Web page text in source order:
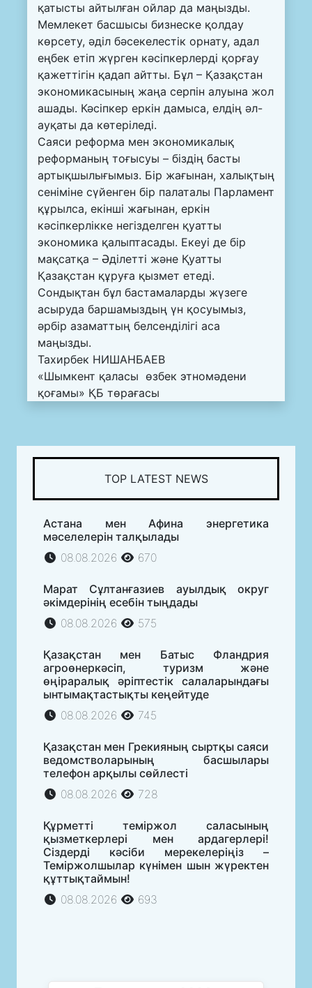
қатысты айтылған ойлар да маңызды.
Мемлекет басшысы бизнеске қолдау
көрсету, әділ бәсекелестік орнату, адал
еңбек етіп жүрген кәсіпкерлерді қорғау
қажеттігін қадап айтты. Бұл – Қазақстан
экономикасының жаңа серпін алуына жол
ашады. Кәсіпкер еркін дамыса, елдің әл-
ауқаты да көтеріледі.
Саяси реформа мен экономикалық
реформаның тоғысуы – біздің басты
артықшылығымыз. Бір жағынан, халықтың
сеніміне сүйенген бір палаталы Парламент
құрылса, екінші жағынан, еркін
кәсіпкерлікке негізделген қуатты
экономика қалыптасады. Екеуі де бір
мақсатқа – Әділетті және Қуатты
Қазақстан құруға қызмет етеді.
Сондықтан бұл бастамаларды жүзеге
асыруда баршамыздың үн қосуымыз,
әрбір азаматтың белсенділігі аса
маңызды.
Тахирбек НИШАНБАЕВ
«Шымкент қаласы өзбек этномәдени
қоғамы» ҚБ төрағасы
TOP LATEST NEWS
Астана мен Афина энергетика
мәселелерін талқылады
08.08.2026
670
Марат Сұлтанғазиев ауылдық округ
әкімдерінің есебін тыңдады
08.08.2026
575
Қазақстан мен Батыс Фландрия
агроөнеркәсіп, туризм және
өңіраралық әріптестік салаларындағы
ынтымақтастықты кеңейтуде
08.08.2026
745
Қазақстан мен Грекияның сыртқы саяси
ведомстволарының басшылары
телефон арқылы сөйлесті
08.08.2026
728
Құрметті теміржол саласының
қызметкерлері мен ардагерлері!
Сіздерді кәсіби мерекелеріңіз –
Теміржолшылар күнімен шын жүректен
құттықтаймын!
08.08.2026
693